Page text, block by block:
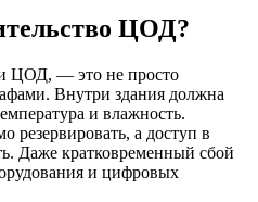
ЦОД?
ЦОД, — это не просто
Внутри здания должна
и влажность.
резервировать, а доступ в
Даже кратковременный сбой
и цифровых